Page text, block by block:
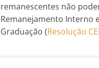
remanescentes não
Remanejamento Interno
Graduação (Resolução